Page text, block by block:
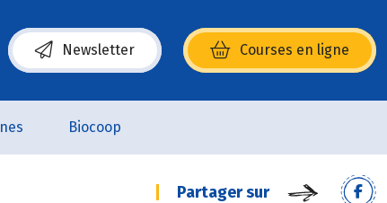
Newsletter Courses en ligne
(s’ouvre dans une nouvelle fenêtre)
Biocoop
Partager sur